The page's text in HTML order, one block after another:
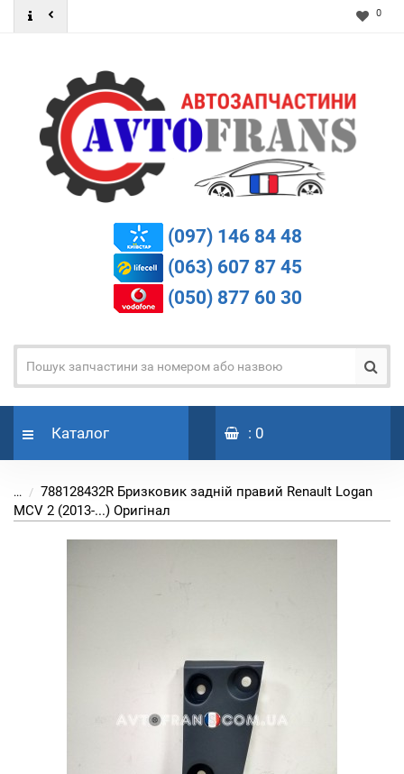
0
(097) 146 84 48
(063) 607 87 45
(050) 877 60 30
Каталог : 0
...
788128432R Бризковик задній правий Renault Logan
MCV 2 (2013-...) Оригінал